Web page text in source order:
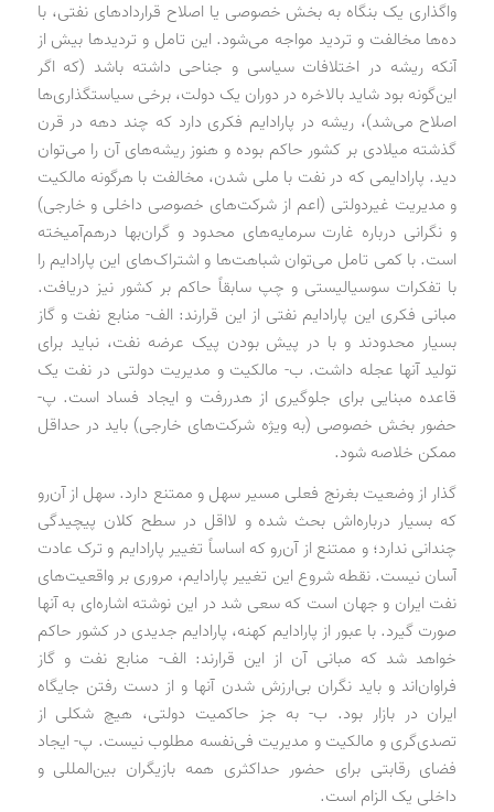
واگذاری یک بنگاه به بخش خصوصی یا اصلاح قراردادهای نفتی، با
ده‌ها مخالفت و تردید مواجه می‌شود. این تامل و تردیدها بیش از
آنکه ریشه در اختلافات سیاسی و جناحی داشته باشد (که اگر
این‌گونه بود شاید بالاخره در دوران یک دولت، برخی سیاستگذاری‌ها
اصلاح می‌شد)، ریشه در پارادایم فکری دارد که چند دهه در قرن
گذشته میلادی بر کشور حاکم بوده و هنوز ریشه‌های آن را می‌توان
دید. پارادایمی که در نفت با ملی شدن، مخالفت با هرگونه مالکیت
و مدیریت غیردولتی (اعم از شرکت‌های خصوصی داخلی و خارجی)
و نگرانی درباره غارت سرمایه‌های محدود و گران‌بها درهم‌آمیخته
است. با کمی تامل می‌توان شباهت‌ها و اشتراک‌های این پارادایم را
با تفکرات سوسیالیستی و چپ سابقاً حاکم بر کشور نیز دریافت.
مبانی فکری این پارادایم نفتی از این قرارند: الف- منابع نفت و گاز
بسیار محدودند و با در پیش بودن پیک عرضه نفت، نباید برای
تولید آنها عجله داشت. ب- مالکیت و مدیریت دولتی در نفت یک
قاعده مبنایی برای جلوگیری از هدررفت و ایجاد فساد است. پ-
حضور بخش خصوصی (به ویژه شرکت‌های خارجی) باید در حداقل
ممکن خلاصه شود.
گذار از وضعیت بغرنج فعلی مسیر سهل و ممتنع دارد. سهل از آن‌رو
که بسیار درباره‌اش بحث شده و لااقل در سطح کلان پیچیدگی
چندانی ندارد؛ و ممتنع از آن‌رو که اساساً تغییر پارادایم و ترک عادت
آسان نیست. نقطه شروع این تغییر پارادایم، مروری بر واقعیت‌های
نفت ایران و جهان است که سعی شد در این نوشته اشاره‌ای به آنها
صورت گیرد. با عبور از پارادایم کهنه، پارادایم جدیدی در کشور حاکم
خواهد شد که مبانی آن از این قرارند: الف- منابع نفت و گاز
فراوان‌اند و باید نگران بی‌ارزش شدن آنها و از دست رفتن جایگاه
ایران در بازار بود. ب- به جز حاکمیت دولتی، هیچ شکلی از
تصدی‌گری و مالکیت و مدیریت فی‌نفسه مطلوب نیست. پ- ایجاد
فضای رقابتی برای حضور حداکثری همه بازیگران بین‌المللی و
داخلی یک الزام است.